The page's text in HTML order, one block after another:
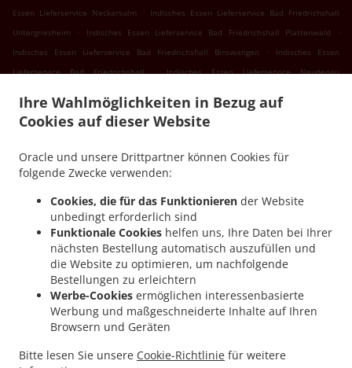
Ihre Wahlmöglichkeiten in Bezug auf
Cookies auf dieser Website
Oracle und unsere Drittpartner können Cookies für
folgende Zwecke verwenden:
Cookies, die für das Funktionieren der Website
unbedingt erforderlich sind
Funktionale Cookies helfen uns, Ihre Daten bei Ihrer
nächsten Bestellung automatisch auszufüllen und
die Website zu optimieren, um nachfolgende
Bestellungen zu erleichtern
Werbe-Cookies ermöglichen interessenbasierte
Werbung und maßgeschneiderte Inhalte auf Ihren
Browsern und Geräten
Bitte lesen Sie unsere Cookie-Richtlinie für weitere
Essen Lieferservice Neckarsulm
. Indisches Essen Lieferservice Bad Friedrichshall
Untergriesheim
. Indisches Essen Lieferservice Bad Friedrichshall Plattenwald
.
Indisches Essen Lieferservice Bad Friedrichshall Binswangen
.
Indisches Essen
Lieferservice Bad Friedrichshall
.
Indisches Essen Lieferservice Neudenau
Lieferservice Neudenau Reichertshausen . Indisches Essen Lieferservice Neudenau
Erlenbach
Indisches Essen Lieferservice Eberstadt Buchhorn
Indisches Essen
Lieferservice Eberstadt Lennach-Buchhorn
Lieferservice Eberstadt Hölzern
. .
Essen Lieferservice Weinsberg Gellmersbach
Indisches Essen Lieferservice
Weinsberg . Indisches Essen Lieferservice Bretzfeld Unterheimbach . Indisches Essen
Lieferservice Bretzfeld Siebeneich
.
Indisches Essen Lieferservice Bretzfeld
. Indisches Essen Lieferservice Bretzfeld
Gundelsheim Untergriesheim
.
Indisches Essen Lieferservice Gundelsheim
Obergriesheim
. Indisches Essen Lieferservice Gundelsheim
.